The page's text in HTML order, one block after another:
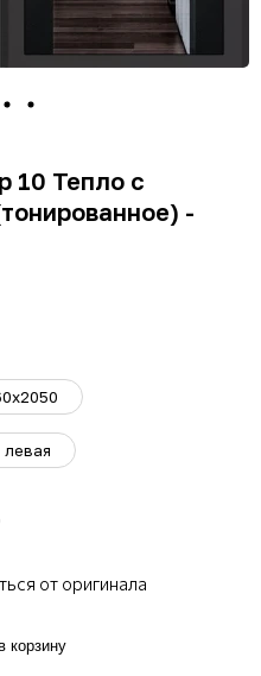
10 Тепло с
-
левая
от оригинала
корзину